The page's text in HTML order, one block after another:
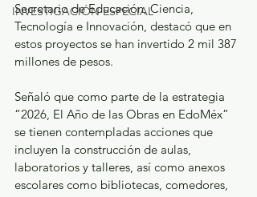
INVESTIGACIÓN ESPECIAL
Secretario de Educación, Ciencia,
Tecnología e Innovación, destacó que en
estos proyectos se han invertido 2 mil 387
millones de pesos.
Señaló que como parte de la estrategia
“2026, El Año de las Obras en EdoMéx”
se tienen contempladas acciones que
incluyen la construcción de aulas,
laboratorios y talleres, así como anexos
escolares como bibliotecas, comedores,